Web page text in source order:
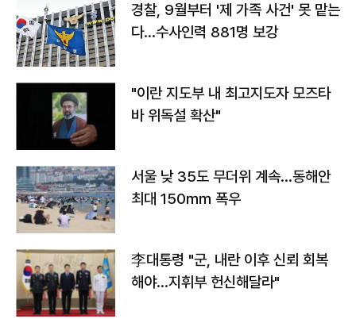
경찰, 9월부터 '제 가족 사건' 못 맡는
다…수사인력 881명 보강
"이란 지도부 내 최고지도자 모즈타
바 위독설 확산"
서울 낮 35도 무더위 계속…동해안
최대 150㎜ 폭우
李대통령 "군, 내란 이후 신뢰 회복
해야…지휘부 헌신해달라"